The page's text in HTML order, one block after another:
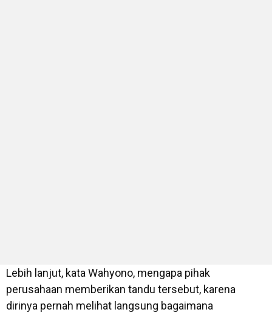
Lebih lanjut, kata Wahyono, mengapa pihak
perusahaan memberikan tandu tersebut, karena
dirinya pernah melihat langsung bagaimana